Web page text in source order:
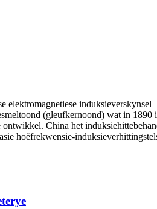
elektromagnetiese
(gleufkernoond) wat in
China het
hoëfrekwensie-